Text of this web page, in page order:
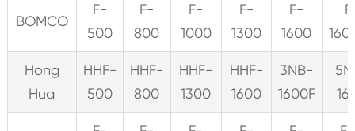
BOMCO
F-
500
F-
800
F-
1000
F-
1300
F-
1600
Hong
Hua
HHF-
500
HHF-
800
HHF-
1300
HHF-
1600
3NB-
1600F